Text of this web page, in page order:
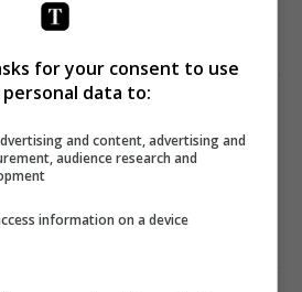
for your consent to use
data to:
and content, advertising and
audience research and
information on a device